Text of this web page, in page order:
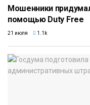
Мошенники
помощью Duty Free
21 июля 1.1k